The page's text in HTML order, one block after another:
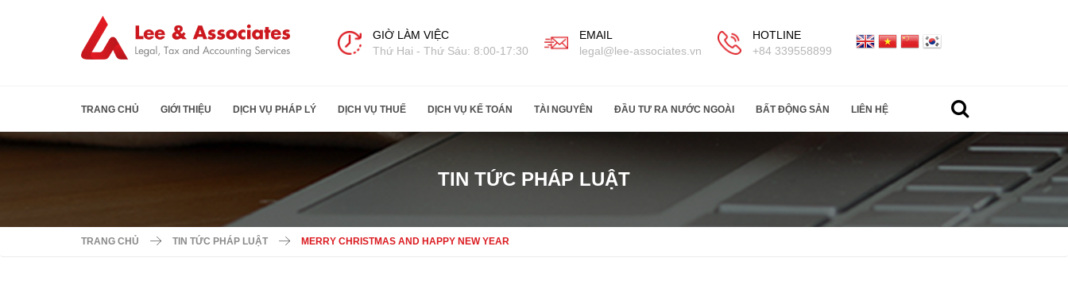
HOTLINE
+84 339558899
EMAIL
legal@lee-associates.vn
GIỜ LÀM VIỆC
Thứ Hai - Thứ Sáu: 8:00-17:30
TRANG CHỦ GIỚI THIỆU DỊCH VỤ PHÁP LÝ DỊCH VỤ THUẾ DỊCH VỤ KẾ TOÁN TÀI NGUYÊN ĐẦU TƯ RA NƯỚC NGOÀI BẤT ĐỘNG SẢN LIÊN HỆ
TIN TỨC PHÁP LUẬT
TRANG CHỦ TIN TỨC PHÁP LUẬT MERRY CHRISTMAS AND HAPPY NEW YEAR